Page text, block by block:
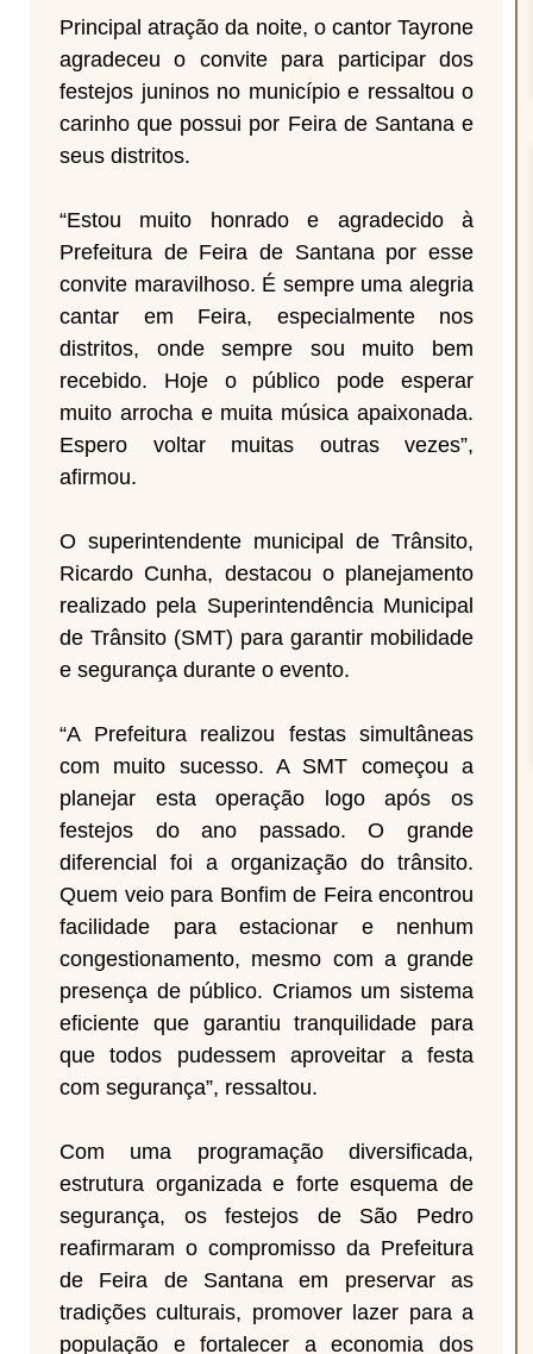
Principal atração da noite, o cantor Tayrone
agradeceu o convite para participar dos
festejos juninos no município e ressaltou o
carinho que possui por Feira de Santana e
seus distritos.
“Estou muito honrado e agradecido à
Prefeitura de Feira de Santana por esse
convite maravilhoso. É sempre uma alegria
cantar em Feira, especialmente nos
distritos, onde sempre sou muito bem
recebido. Hoje o público pode esperar
muito arrocha e muita música apaixonada.
Espero voltar muitas outras vezes”,
afirmou.
O superintendente municipal de Trânsito,
Ricardo Cunha, destacou o planejamento
realizado pela Superintendência Municipal
de Trânsito (SMT) para garantir mobilidade
e segurança durante o evento.
“A Prefeitura realizou festas simultâneas
com muito sucesso. A SMT começou a
planejar esta operação logo após os
festejos do ano passado. O grande
diferencial foi a organização do trânsito.
Quem veio para Bonfim de Feira encontrou
facilidade para estacionar e nenhum
congestionamento, mesmo com a grande
presença de público. Criamos um sistema
eficiente que garantiu tranquilidade para
que todos pudessem aproveitar a festa
com segurança”, ressaltou.
Com uma programação diversificada,
estrutura organizada e forte esquema de
segurança, os festejos de São Pedro
reafirmaram o compromisso da Prefeitura
de Feira de Santana em preservar as
tradições culturais, promover lazer para a
população e fortalecer a economia dos